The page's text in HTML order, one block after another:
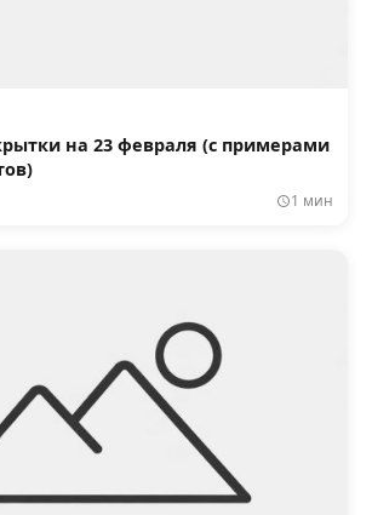
на 23 февраля (с примерами
1 мин